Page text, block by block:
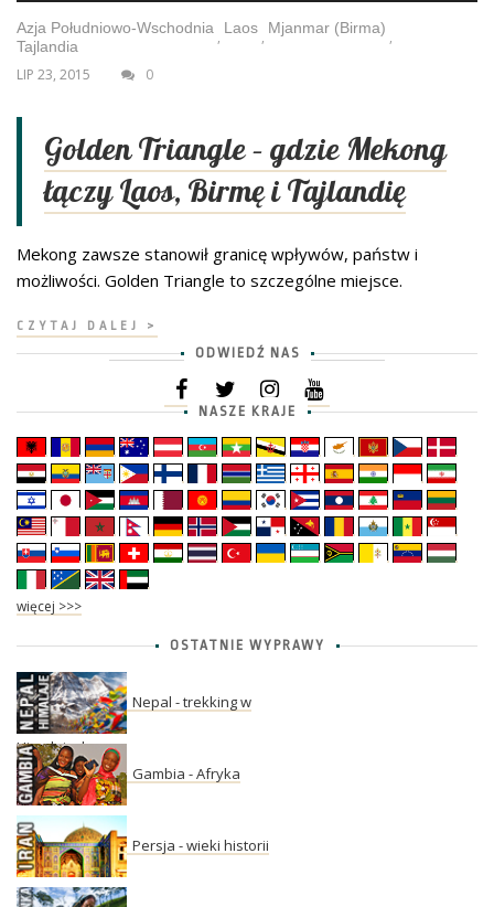
Azja Południowo-Wschodnia , Laos , Mjanmar (Birma) ,
Tajlandia
LIP 23, 2015 0
Golden Triangle – gdzie Mekong
łączy Laos, Birmę i Tajlandię
Mekong zawsze stanowił granicę wpływów, państw i
możliwości. Golden Triangle to szczególne miejsce.
CZYTAJ DALEJ >
ODWIEDŹ NAS
NASZE KRAJE
więcej >>>
OSTATNIE WYPRAWY
Nepal - trekking w
Himalajach
Gambia - Afryka
Persja - wieki historii